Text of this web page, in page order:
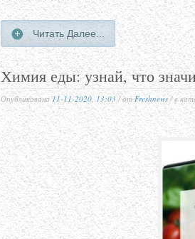
Читать Далее...
Химия еды: узнай, что
Опубликовано11-11-2020, 13:03/ отFreshnews/ в